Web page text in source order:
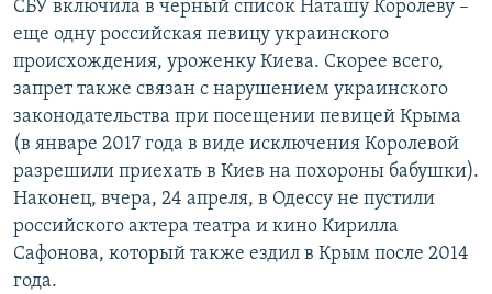
СБУ включила в черный список Наташу Королеву –
еще одну российская певицу украинского
происхождения, уроженку Киева. Скорее всего,
запрет также связан с нарушением украинского
законодательства при посещении певицей Крыма
(в январе 2017 года в виде исключения Королевой
разрешили приехать в Киев на похороны бабушки).
Наконец, вчера, 24 апреля, в Одессу не пустили
российского актера театра и кино Кирилла
Сафонова, который также ездил в Крым после 2014
года.